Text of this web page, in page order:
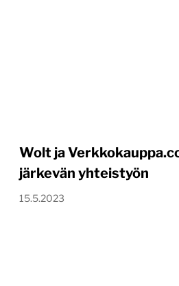
Wolt ja
järkevän yhteistyön
15.5.2023